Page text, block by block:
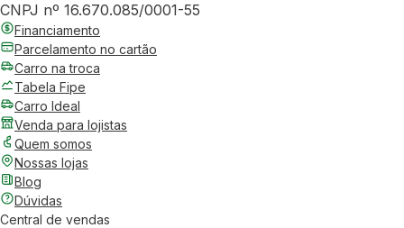
CNPJ nº 16.670.085/0001-55
Financiamento
Parcelamento no cartão
Carro na troca
Tabela Fipe
Carro Ideal
Venda para lojistas
Quem somos
Nossas lojas
Blog
Dúvidas
Central de vendas